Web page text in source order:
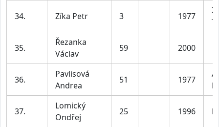
34. Zíka Petr 3 1977
35.
Řezanka
Václav
59 2000
36.
Pavlisová
Andrea
51 1977
37.
Lomický
Ondřej
25 1996